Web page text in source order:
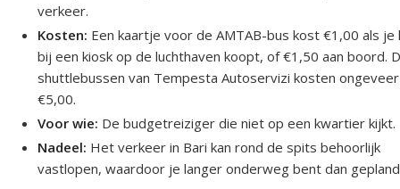
verkeer.
Kosten: Een kaartje voor de AMTAB-bus kost €1,00 als je
bij een kiosk op de luchthaven koopt, of €1,50 aan boord.
shuttlebussen van Tempesta Autoservizi kosten ongeveer
€5,00.
Voor wie: De budgetreiziger die niet op een kwartier kijkt.
Nadeel: Het verkeer in Bari kan rond de spits behoorlijk
vastlopen, waardoor je langer onderweg bent dan